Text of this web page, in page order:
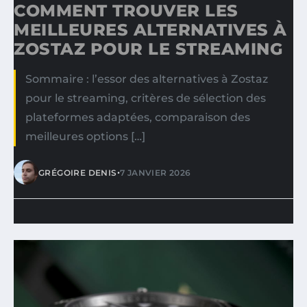
COMMENT TROUVER LES
MEILLEURES ALTERNATIVES À
ZOSTAZ POUR LE STREAMING
Sommaire : l’essor des alternatives à Zostaz
pour le streaming, critères de sélection des
plateformes adaptées, comparaison des
meilleures options […]
GRÉGOIRE DENIS•7 JANVIER 2026